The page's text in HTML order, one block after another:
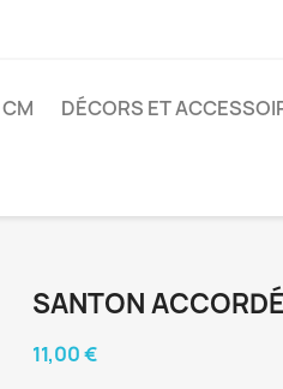
DÉCORS ET
SANTON
11,00 €